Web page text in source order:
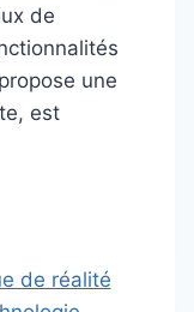
de
une
est